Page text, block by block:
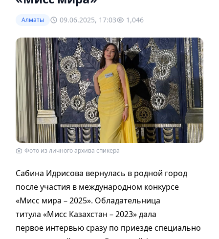
Алматы 09.06.2025, 17:03 1,046
Фото из личного архива спикера
Сабина Идрисова вернулась в родной город
после участия в международном конкурсе
«Мисс мира – 2025». Обладательница
титула «Мисс Казахстан – 2023» дала
первое интервью сразу по приезде специально